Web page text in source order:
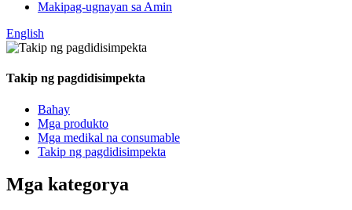
Makipag-ugnayan sa Amin
English
Takip ng pagdidisimpekta
Bahay
Mga produkto
Mga medikal na consumable
Takip ng pagdidisimpekta
Mga kategorya